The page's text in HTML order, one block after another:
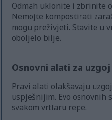
Odmah uklonite i zbrinite
Nemojte kompostirati
mogu preživjeti. Stavite u
oboljelo bilje.
Osnovni alati za uzgoj
Pravi alati olakšavaju
uspješnijim. Evo osnovnih
svakom vrtlaru repe.